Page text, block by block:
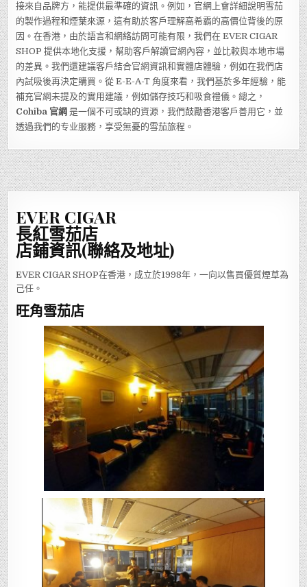
接來自品牌方，能提供最準確的資訊。例如，官網上會詳細說明雪茄
的製作過程和煙葉來源，這有助於客戶理解高希霸的高價位背後的原
因。在香港，由於語言和網絡訪問可能有限，我們在 EVER CIGAR
SHOP 提供本地化支援，幫助客戶解讀官網內容，並比較與本地市場
的差異。我們還建議客戶結合官網資訊和實體店體驗，例如在我們店
內試吸後再決定購買。從 E-E-A-T 角度來看，我們基於多年經驗，能
補充官網未提及的實用建議，例如儲存技巧和吸食禮儀。總之，
Cohiba 官網 是一個不可或缺的資源，我們鼓勵香港客戶善用它，並
透過我們的专业服務，享受無憂的雪茄旅程。
EVER CIGAR
長紅雪茄店
店鋪資訊(聯絡及地址)
EVER CIGAR SHOP在香港，成立於1998年，一向以售買優質煙草為
己任。
旺角雪茄店